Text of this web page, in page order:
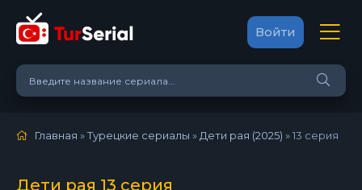
Войти
Главная »Турецкие сериалы » Дети рая (2025) »13 серия
Дети рая 13 серия